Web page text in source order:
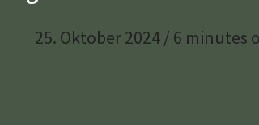
25. Oktober 2024/ 6 minutes